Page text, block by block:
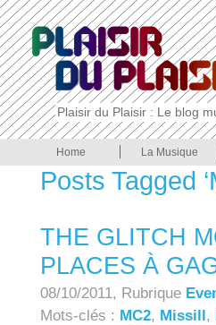
Plaisir du Plaisir : Le blog
Home La Musique
Posts Tagged
THE GLITCH
PLACES À
08/10/2011, Rubrique
Mots-clés : MC2, Missill,